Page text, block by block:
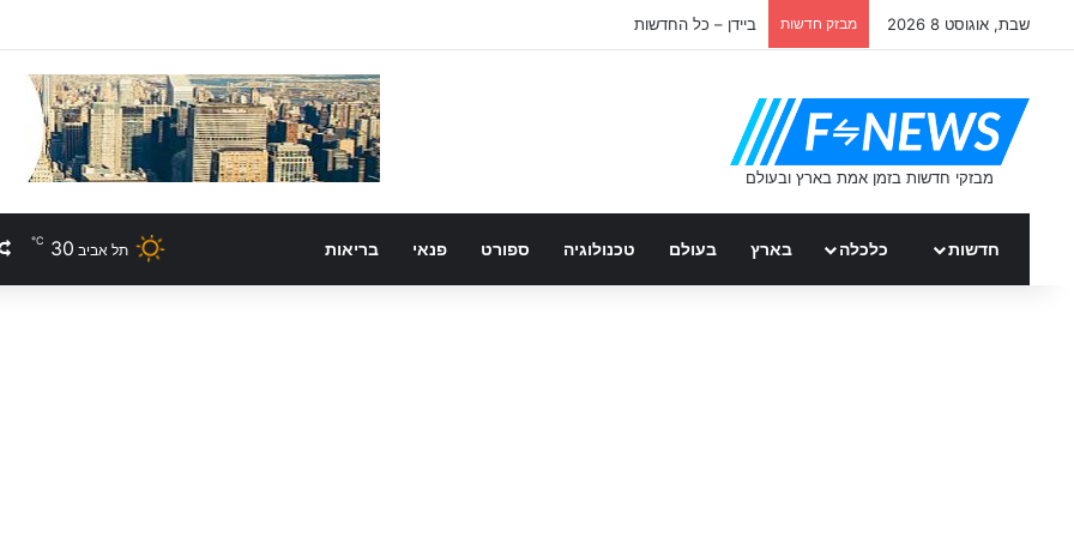
שבת, אוגוסט 8 2026 מבזק חדשות ביידן – כל החדשות
חדשות כלכלה בארץ בעולם טכנולוגיה ספורט פנאי בריאות תל אביב 30
℃